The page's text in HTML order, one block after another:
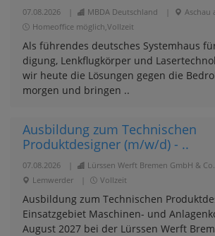
07.08.2026 MBDA Deutschland Aschau
Homeoffice möglich,Vollzeit
Als führendes deutsches System­­haus
digung, Lenk­flug­körper und
wir heute die Lösungen gegen die
morgen und bringen ..
Ausbildung zum Technischen
Produktdesigner (m/w/d) - ..
07.08.2026 Lürssen Werft Bremen GmbH &
Lemwerder
Vollzeit
Ausbildung zum Technischen
Einsatzgebiet Maschinen- und
August 2027 bei der Lürssen Werft